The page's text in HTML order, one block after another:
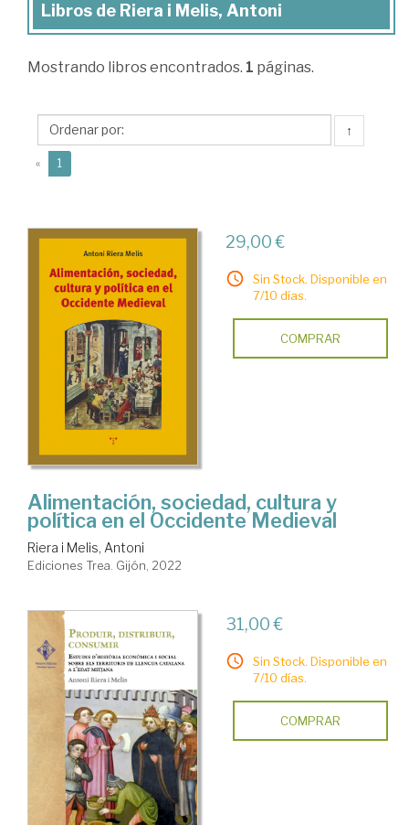
Libros
Riera
Melis,
Antoni
Libros de Riera i Melis, Antoni
Mostrando libros encontrados. 1 páginas.
↑
« 1
29,00 €
Sin Stock. Disponible en
7/10 días.
COMPRAR
Alimentación, sociedad, cultura y
política en el Occidente Medieval
Riera i Melis, Antoni
Ediciones Trea. Gijón, 2022
31,00 €
Sin Stock. Disponible en
7/10 días.
COMPRAR